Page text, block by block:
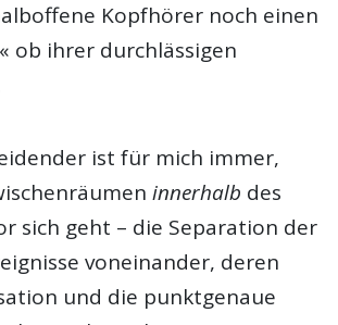
Kopfhörer noch einen
ob ihrer durchlässigen
ist für mich immer,
innerhalb des
sich geht – die Separation der
voneinander, deren
und die punktgenaue